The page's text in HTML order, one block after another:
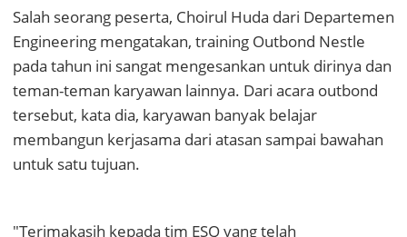
Salah seorang peserta, Choirul Huda dari Departemen
Engineering mengatakan, training Outbond Nestle
pada tahun ini sangat mengesankan untuk dirinya dan
teman-teman karyawan lainnya. Dari acara outbond
tersebut, kata dia, karyawan banyak belajar
membangun kerjasama dari atasan sampai bawahan
untuk satu tujuan.
"Terimakasih kepada tim ESQ yang telah